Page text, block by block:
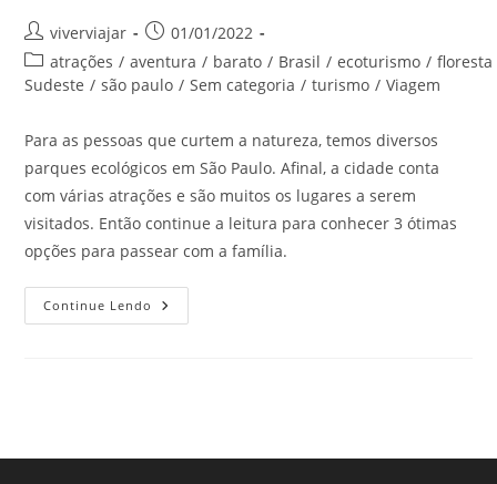
Autor
do
post:
viverviajar
Post
publicado:
01/01/2022
Categoria
do
atrações / aventura / barato / Brasil / ecoturismo / floresta
Sudeste / são paulo / Sem categoria / turismo / Viagem
Para as pessoas que curtem a natureza, temos diversos
parques ecológicos em São Paulo. Afinal, a cidade conta
com várias atrações e são muitos os lugares a serem
visitados. Então continue a leitura para conhecer 3 ótimas
opções para passear com a família.
Continue Lendo Parques
Ecológicos